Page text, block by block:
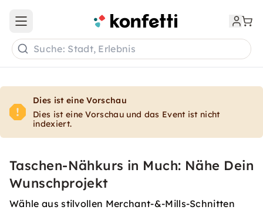
Open main menu
Suche: Stadt, Erlebnis
Dies ist eine Vorschau
Dies ist eine Vorschau und das Event ist nicht
indexiert.
Taschen-Nähkurs in Much: Nähe Dein
Wunschprojekt
Wähle aus stilvollen Merchant-&-Mills-Schnitten